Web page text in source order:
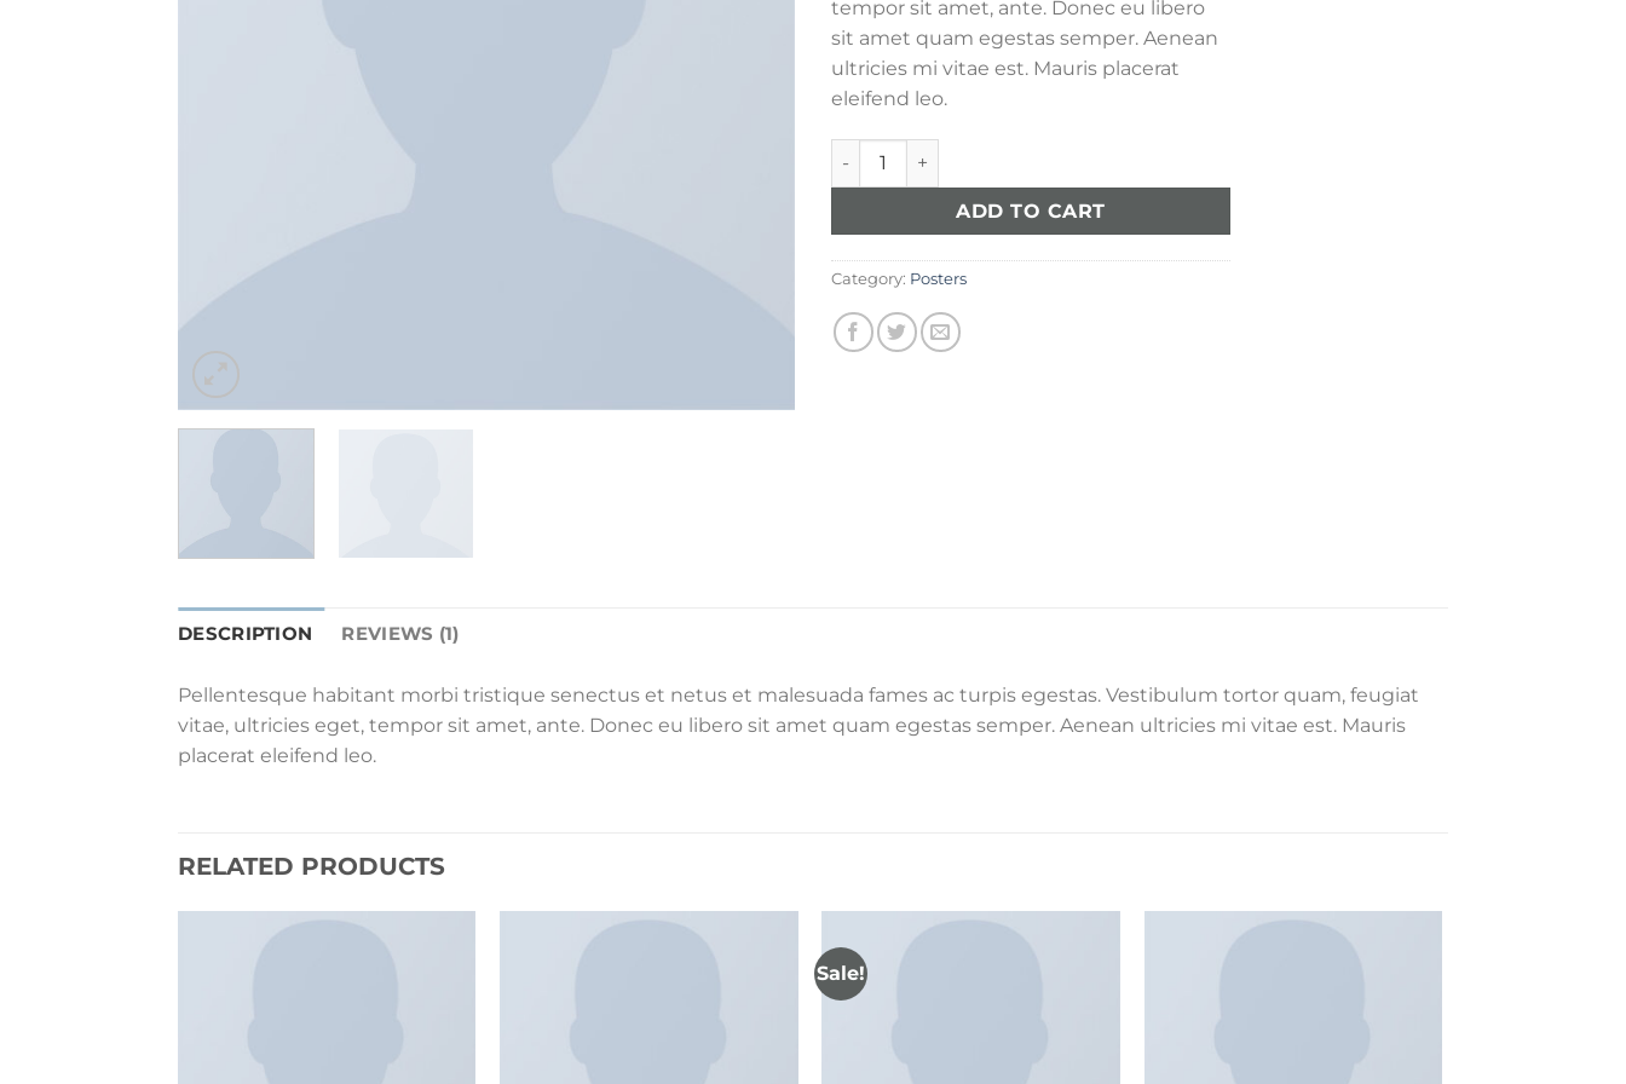
tempor sit amet, ante. Donec eu libero
sit amet quam egestas semper. Aenean
ultricies mi vitae est. Mauris placerat
eleifend leo.
Woo Ninja quantity
ADD TO CART
Category: Posters
DESCRIPTION REVIEWS (1)
Pellentesque habitant morbi tristique senectus et netus et malesuada fames ac turpis egestas. Vestibulum tortor quam, feugiat
vitae, ultricies eget, tempor sit amet, ante. Donec eu libero sit amet quam egestas semper. Aenean ultricies mi vitae est. Mauris
placerat eleifend leo.
RELATED PRODUCTS
Sale!